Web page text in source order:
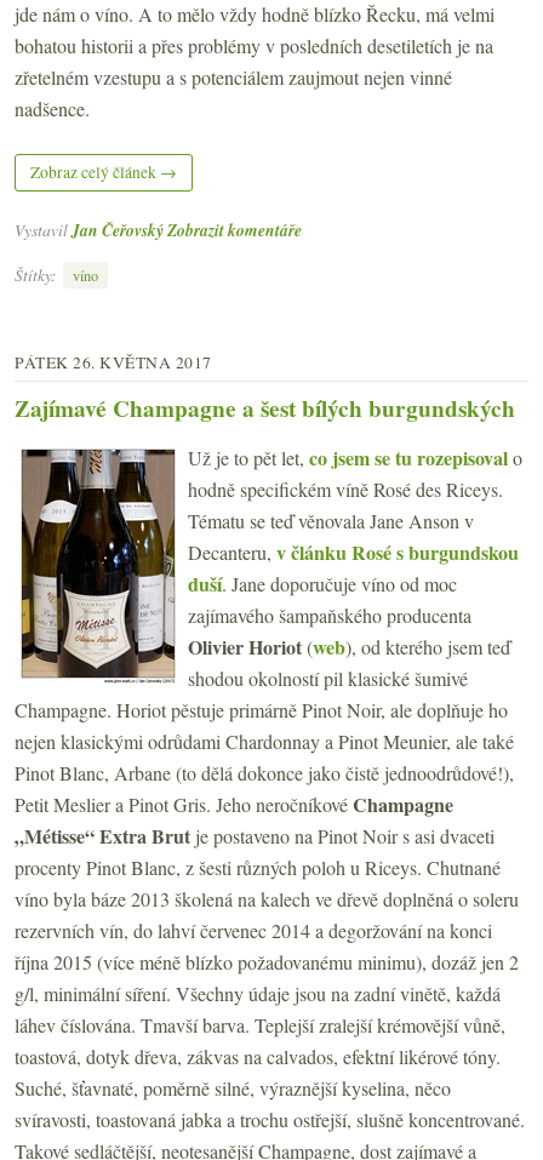
jde nám o víno. A to mělo vždy hodně blízko Řecku, má velmi
bohatou historii a přes problémy v posledních desetiletích je na
zřetelném vzestupu a s potenciálem zaujmout nejen vinné
nadšence.
Zobraz celý článek →
VystavilJan ČeřovskýZobrazit komentáře
Štítky:
víno
PÁTEK 26. KVĚTNA 2017
Zajímavé Champagne a šest bílých burgundských
Už je to pět let, co jsem se tu rozepisovalo
hodně specifickém víně Rosé des Riceys.
Tématu se teď věnovala Jane Anson v
Decanteru, v článku Rosé s burgundskou
duší. Jane doporučuje víno od moc
zajímavého šampaňského producenta
Olivier Horiot(web), od kterého jsem teď
shodou okolností pil klasické šumivé
Champagne. Horiot pěstuje primárně Pinot Noir, ale doplňuje ho
nejen klasickými odrůdami Chardonnay a Pinot Meunier, ale také
Pinot Blanc, Arbane (to dělá dokonce jako čistě jednoodrůdové!),
Petit Meslier a Pinot Gris. Jeho neročníkovéChampagne
„Métisse“ Extra Brut je postaveno na Pinot Noir s asi dvaceti
procenty Pinot Blanc, z šesti různých poloh u Riceys. Chutnané
víno byla báze 2013 školená na kalech ve dřevě doplněná o soleru
rezervních vín, do lahví červenec 2014 a degoržování na konci
října 2015 (více méně blízko požadovanému minimu), dozáž jen 2
g/l, minimální síření. Všechny údaje jsou na zadní vinětě, každá
láhev číslována. Tmavší barva. Teplejší zralejší krémovější vůně,
toastová, dotyk dřeva, zákvas na calvados, efektní likérové tóny.
Suché, šťavnaté, poměrně silné, výraznější kyselina, něco
svíravosti, toastovaná jabka a trochu ostřejší, slušně koncentrované.
Takové sedláčtější, neotesanější Champagne, dost zajímavé a